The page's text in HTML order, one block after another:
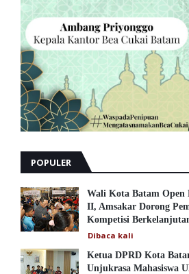
POPULER
Wali Kota Batam Open
II, Amsakar Dorong
Kompetisi
Dibaca kali
Ketua DPRD Kota
Unjukrasa Mahasiswa